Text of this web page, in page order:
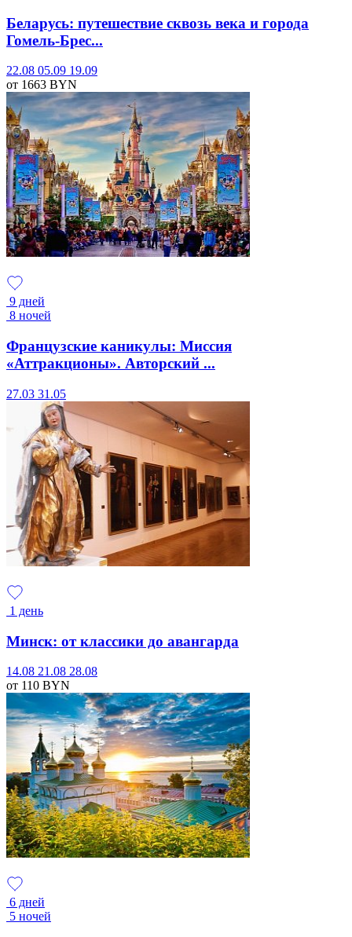
Беларусь: путешествие сквозь века и города
Гомель-Брес...
22.08 05.09 19.09
от 1663 BYN
9 дней
8 ночей
Французские каникулы: Миссия
«Аттракционы». Авторский ...
27.03 31.05
1 день
Минск: от классики до авангарда
14.08 21.08 28.08
от 110 BYN
6 дней
5 ночей